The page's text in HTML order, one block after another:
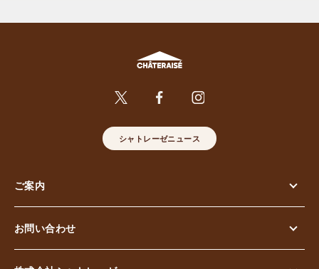
シャトレーゼニュース
ご案内
お問い合わせ